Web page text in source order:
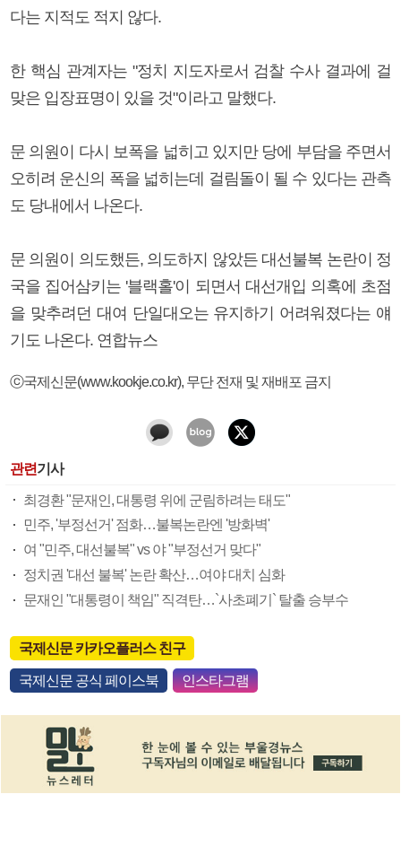
다는 지적도 적지 않다.
한 핵심 관계자는 "정치 지도자로서 검찰 수사 결과에 걸
맞은 입장표명이 있을 것"이라고 말했다.
문 의원이 다시 보폭을 넓히고 있지만 당에 부담을 주면서
오히려 운신의 폭을 넓히는데 걸림돌이 될 수 있다는 관측
도 당내에서 나온다.
문 의원이 의도했든, 의도하지 않았든 대선불복 논란이 정
국을 집어삼키는 '블랙홀'이 되면서 대선개입 의혹에 초점
을 맞추려던 대여 단일대오는 유지하기 어려워졌다는 얘
기도 나온다. 연합뉴스
ⓒ국제신문(www.kookje.co.kr), 무단 전재 및 재배포 금지
관련기사
최경환 "문재인, 대통령 위에 군림하려는 태도"
민주, '부정선거' 점화…불복논란엔 '방화벽'
여 "민주, 대선불복" vs 야 "부정선거 맞다"
정치권 '대선 불복' 논란 확산…여야 대치 심화
문재인 "대통령이 책임" 직격탄…`사초폐기` 탈출 승부수
국제신문 카카오플러스 친구
국제신문 공식 페이스북 인스타그램